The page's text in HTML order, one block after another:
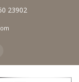
23902